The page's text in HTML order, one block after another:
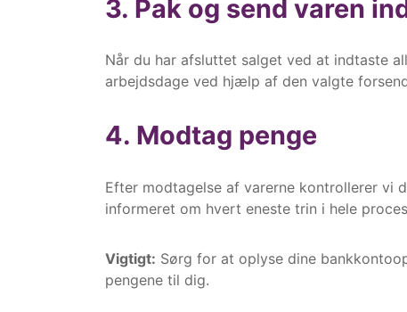
3. Pak og send varen
Når du har afsluttet salget ved at indtaste
arbejdsdage ved hjælp af den valgte
4. Modtag penge
Efter modtagelse af varerne kontrollerer vi
informeret om hvert eneste trin i hele
Vigtigt: Sørg for at oplyse dine
pengene til dig.